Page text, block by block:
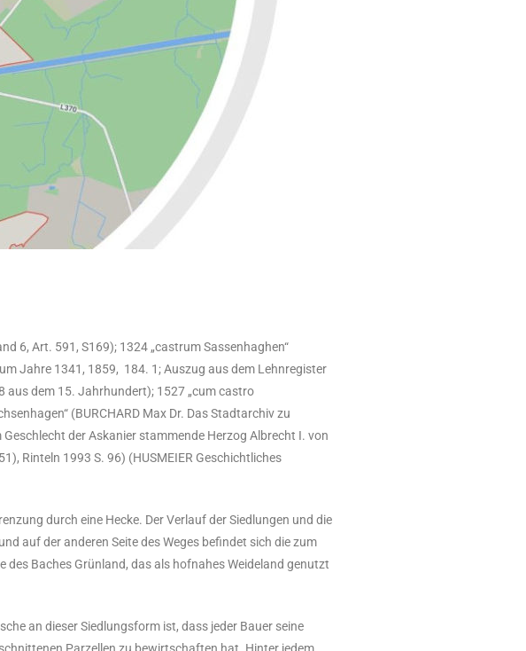
6, Art. 591, S169); 1324 „castrum Sassenhaghen“
Jahre 1341, 1859, 184. 1; Auszug aus dem Lehnregister
aus dem 15. Jahrhundert); 1527 „cum castro
(BURCHARD Max Dr. Das Stadtarchiv zu
der Askanier stammende Herzog Albrecht I. von
Rinteln 1993 S. 96) (HUSMEIER Geschichtliches
durch eine Hecke. Der Verlauf der Siedlungen und die
auf der anderen Seite des Weges befindet sich die zum
des Baches Grünland, das als hofnahes Weideland genutzt
an dieser Siedlungsform ist, dass jeder Bauer seine